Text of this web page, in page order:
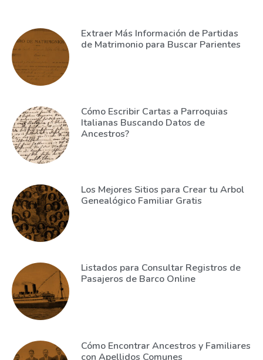
Extraer Más Información de Partidas
de Matrimonio para Buscar Parientes
Cómo Escribir Cartas a Parroquias
Italianas Buscando Datos de
Ancestros?
Los Mejores Sitios para Crear tu Arbol
Genealógico Familiar Gratis
Listados para Consultar Registros de
Pasajeros de Barco Online
Cómo Encontrar Ancestros y Familiares
con Apellidos Comunes